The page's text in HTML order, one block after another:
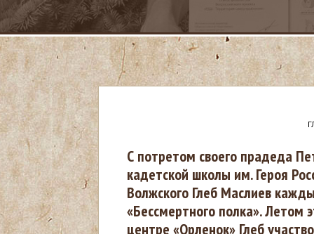
В
ы
з
С потретом своего прадеда
кадетской школы им. Героя
Волжского Глеб Маслиев
«Бессмертного полка». Летом
центре «Орленок» Глеб